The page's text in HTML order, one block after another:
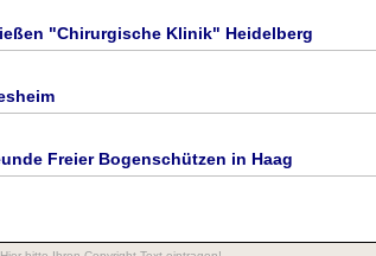
"Chirurgische Klinik" Heidelberg
Freier Bogenschützen in Haag